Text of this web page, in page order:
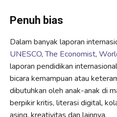
Penuh bias
Dalam banyak laporan
UNESCO,The Economist,
laporan pendidikan
bicara kemampuan atau
dibutuhkan oleh anak-anak di
berpikir kritis, literasi digital,